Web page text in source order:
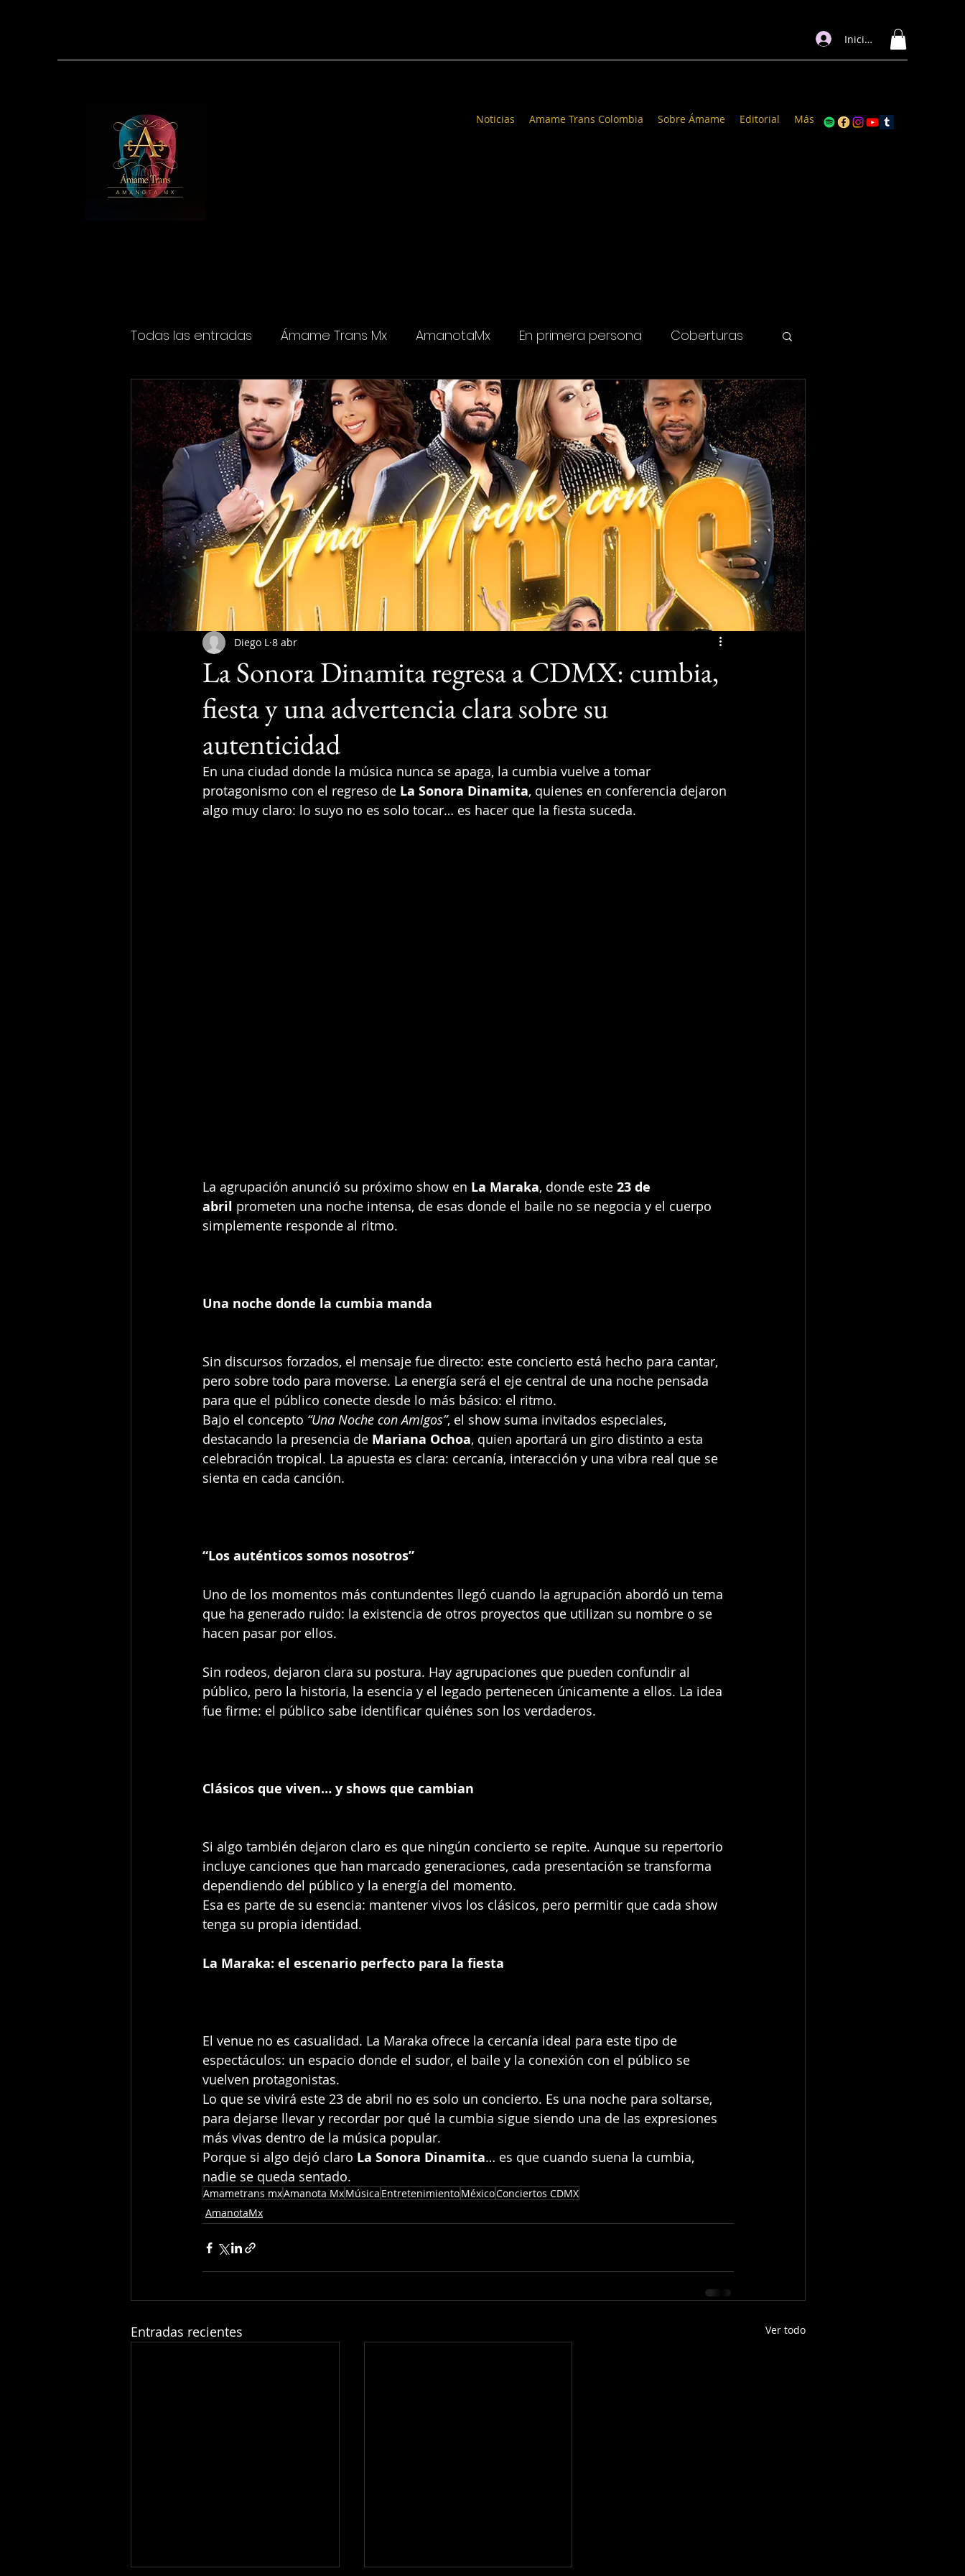
Iniciar sesión
Noticias Amame Trans Colombia Sobre Ámame Editorial Más
Todas las entradas Ámame Trans Mx AmanotaMx En primera persona Coberturas
Espectáculos Cine y televisión Salud & bienestar Ámame Trans Colombia
La Sonora Dinamita regresa a CDMX: cumbia,
fiesta y una advertencia clara sobre su
autenticidad
Diego L 8 abr
En una ciudad donde la música nunca se apaga, la cumbia vuelve a tomar
protagonismo con el regreso de La Sonora Dinamita, quienes en conferencia dejaron
algo muy claro: lo suyo no es solo tocar… es hacer que la fiesta suceda.
La agrupación anunció su próximo show en La Maraka, donde este 23 de
abril prometen una noche intensa, de esas donde el baile no se negocia y el cuerpo
simplemente responde al ritmo.
Una noche donde la cumbia manda
Sin discursos forzados, el mensaje fue directo: este concierto está hecho para cantar,
pero sobre todo para moverse. La energía será el eje central de una noche pensada
para que el público conecte desde lo más básico: el ritmo.
Bajo el concepto “Una Noche con Amigos”, el show suma invitados especiales,
destacando la presencia de Mariana Ochoa, quien aportará un giro distinto a esta
celebración tropical. La apuesta es clara: cercanía, interacción y una vibra real que se
sienta en cada canción.
“Los auténticos somos nosotros”
Uno de los momentos más contundentes llegó cuando la agrupación abordó un tema
que ha generado ruido: la existencia de otros proyectos que utilizan su nombre o se
hacen pasar por ellos.
Sin rodeos, dejaron clara su postura. Hay agrupaciones que pueden confundir al
público, pero la historia, la esencia y el legado pertenecen únicamente a ellos. La idea
fue firme: el público sabe identificar quiénes son los verdaderos.
Clásicos que viven… y shows que cambian
Si algo también dejaron claro es que ningún concierto se repite. Aunque su repertorio
incluye canciones que han marcado generaciones, cada presentación se transforma
dependiendo del público y la energía del momento.
Esa es parte de su esencia: mantener vivos los clásicos, pero permitir que cada show
tenga su propia identidad.
La Maraka: el escenario perfecto para la fiesta
El venue no es casualidad. La Maraka ofrece la cercanía ideal para este tipo de
espectáculos: un espacio donde el sudor, el baile y la conexión con el público se
vuelven protagonistas.
Lo que se vivirá este 23 de abril no es solo un concierto. Es una noche para soltarse,
para dejarse llevar y recordar por qué la cumbia sigue siendo una de las expresiones
más vivas dentro de la música popular.
Porque si algo dejó claro La Sonora Dinamita… es que cuando suena la cumbia,
nadie se queda sentado.
Amametrans mxAmanota MxMúsica EntretenimientoMéxicoConciertos CDMX
AmanotaMx
Entradas recientes Ver todo